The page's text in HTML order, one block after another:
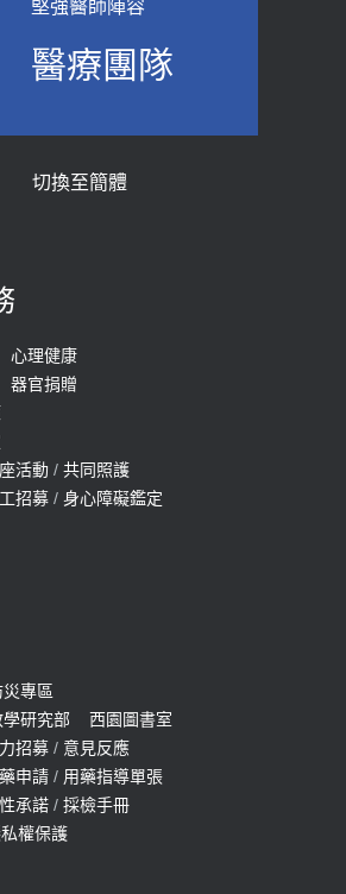
在冷氣房？小心泌尿道感染
病症嚴重恐喪命
健署公費懶人包！這幾項檢
沒做虧大了
主任接受專訪 【年代電視
！醫：注意5重點可逆轉
9大部位 骨科醫坦言：不
工關節
男星因癲癇猝逝 老人小
醫師點出8大前兆
費流感及新冠疫苗】門診
堅強醫師陣容
醫療團隊
切換至簡體
心理健康
器官捐贈
活動 / 共同照護
招募 / 身心障礙鑑定
災專區
學研究部
西園圖書室
招募 / 意見反應
申請 / 用藥指導單張
承諾 / 採檢手冊
權保護